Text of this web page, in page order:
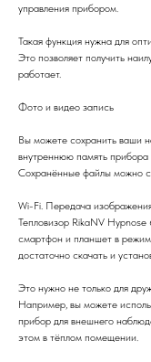
управления прибором.
Такая функция нужна для
Это позволяет получить
работает.
Фото и видео запись
Вы можете сохранить ваши
внутреннюю память
Сохранённые файлы можно
Wi-Fi. Передача
Тепловизор RikaNV
смартфон и планшет в
достаточно скачать и
Это нужно не только для
Например, вы можете
прибор для внешнего
этом в тёплом помещении.